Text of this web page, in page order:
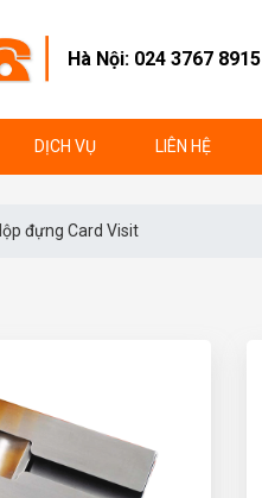
Hà Nội: 024 3767 8915
DỊCH VỤ LIÊN HỆ
đựng Card Visit